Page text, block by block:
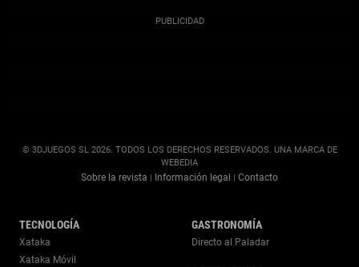
© 3DJUEGOS SL 2026. TODOS LOS DERECHOS RESERVADOS. UNA MARCA DE
WEBEDIA
Sobre la revista | Información legal | Contacto
TECNOLOGÍA
Xataka
Xataka Móvil
GASTRONOMÍA
Directo al Paladar